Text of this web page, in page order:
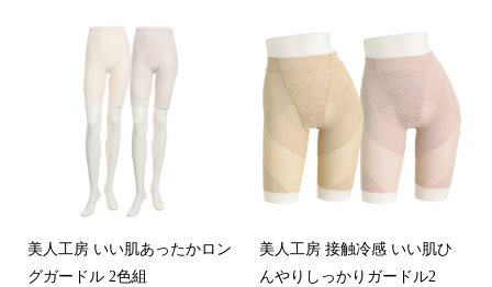
美人工房 いい肌あったかロン
グガードル 2色組
美人工房 接触冷感 いい肌ひ
んやりしっかりガードル2